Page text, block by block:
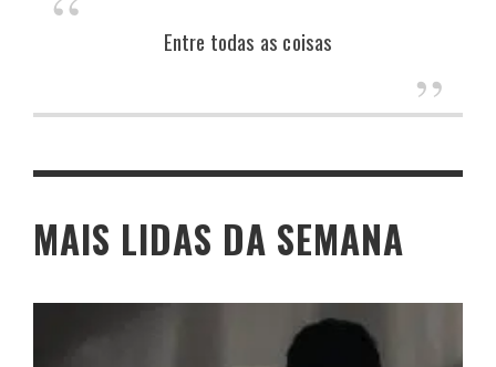
Entre todas as coisas
MAIS LIDAS DA SEMANA